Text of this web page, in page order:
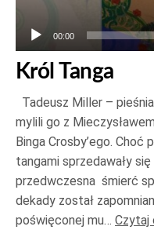
00:00
Król Tanga
Tadeusz Miller –
mylili go z
Binga Crosby’ego. Choć
tangami sprzedawały
przedwczesna śmierć
dekady został
poświęconej mu… Czytaj